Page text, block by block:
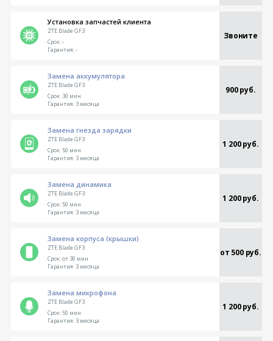
Установка запчастей клиента
ZTE Blade GF3 Звоните
Срок:-
Гарантия:-
Замена аккумулятора
ZTE Blade GF3 900 руб.
Срок:30 мин
Гарантия:3 месяца
Замена гнезда зарядки
ZTE Blade GF3 1 200 руб.
Срок:50 мин
Гарантия:3 месяца
Замена динамика
ZTE Blade GF3 1 200 руб.
Срок:50 мин
Гарантия:3 месяца
Замена корпуса (крышки)
ZTE Blade GF3 от 500 руб.
Срок:от 30 мин
Гарантия:3 месяца
Замена микрофона
ZTE Blade GF3 1 200 руб.
Срок:50 мин
Гарантия:3 месяца